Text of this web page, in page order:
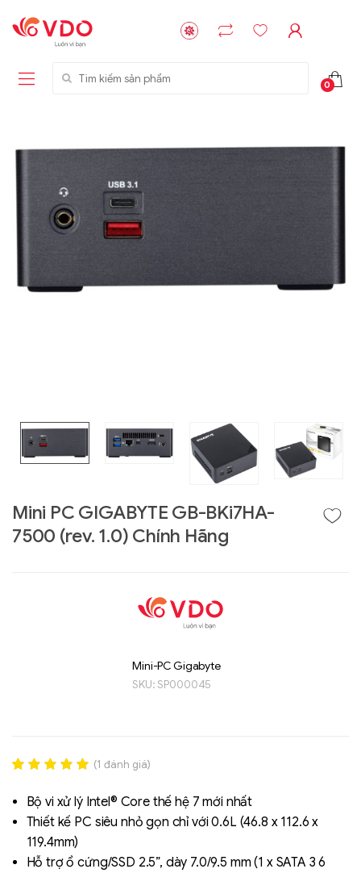
Tìm kiếm sản phẩm
0
Mini PC GIGABYTE GB-BKi7HA-
7500 (rev. 1.0) Chính Hãng
Mini-PC Gigabyte
SKU:SP000045
out of 5
based on
đánh giá
(1 đánh giá)
Bộ vi xử lý Intel® Core thế hệ 7 mới nhất
Thiết kế PC siêu nhỏ gọn chỉ với 0.6L (46.8 x 112.6 x
119.4mm)
Hỗ trợ ổ cứng/SSD 2.5”, dày 7.0/9.5 mm (1 x SATA 3 6
Storage Micron -
64GB - 15.36TB
GIGABYTE